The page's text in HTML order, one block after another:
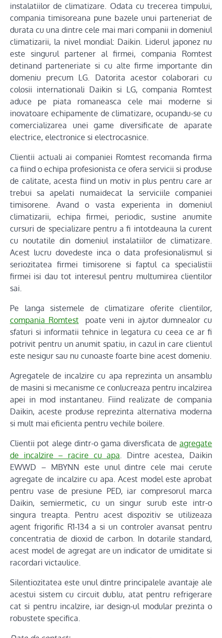
instalatiilor de climatizare. Odata cu trecerea timpului,
compania timisoreana pune bazele unui parteneriat de
durata cu una dintre cele mai mari companii in domeniul
climatizarii, la nivel mondial: Daikin. Liderul japonez nu
este singurul partener al firmei, compania Romtest
detinand parteneriate si cu alte firme importante din
domeniu precum LG. Datorita acestor colaborari cu
colosii internationali Daikin si LG, compania Romtest
aduce pe piata romaneasca cele mai moderne si
inovatoare echipamente de climatizare, ocupandu-se cu
comercializarea unei game diversificate de aparate
electrice, electronice si electrocasnice.
Clientii actuali ai companiei Romtest recomanda firma
ca fiind o echipa profesionista ce ofera servicii si produse
de calitate, acesta fiind un motiv in plus pentru care ar
trebui sa apelati numaidecat la serviciile companiei
timisorene. Avand o vasta experienta in domeniul
climatizarii, echipa firmei, periodic, sustine anumite
cursuri de specializare pentru a fi intotdeauna la curent
cu noutatile din domeniul instalatiilor de climatizare.
Acest lucru dovedeste inca o data profesionalismul si
seriozitatea firmei timisorene si faptul ca specialistii
firmei isi dau tot interesul pentru multumirea clientilor
sai.
Pe langa sistemele de climatizare oferite clientilor,
compania Romtestpoate veni in ajutor dumnealor cu
sfaturi si informatii tehnice in legatura cu ceea ce ar fi
potrivit pentru un anumit spatiu, in cazul in care clientul
este nesigur sau nu cunoaste foarte bine acest domeniu.
Agregatele de incalzire cu apa reprezinta un ansamblu
de masini si mecanisme ce conlucreaza pentru incalzirea
apei in mod instantaneu. Fiind realizate de compania
Daikin, aceste produse reprezinta alternativa moderna
si mult mai eficienta pentru vechile boilere.
Clientii pot alege dintr-o gama diversficata de agregate
de incalzire – racire cu apa . Dintre acestea, Daikin
EWWD – MBYNN este unul dintre cele mai cerute
agregate de incalzire cu apa. Acest model este aprobat
pentru vase de presiune PED, iar compresorul marca
Daikin, semiermetic, cu un singur surub este intr-o
singura treapta. Pentru acest dispozitiv se utilizeaza
agent frigorific R1-134 a si un controler avansat pentru
concentratia de dioxid de carbon. In dotarile standard,
acest model de agregat are un indicator de umiditate si
racordari victaulice.
Silentiozitatea este unul dintre principalele avantaje ale
acestui sistem cu circuit dublu, atat pentru refrigerare
cat si pentru incalzire, iar design-ul modular prezinta o
robustete specifica.